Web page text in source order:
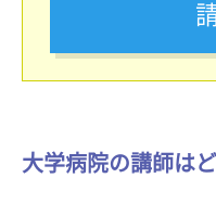
大学病院の講師は